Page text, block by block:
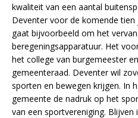
kwaliteit van een aantal
Deventer voor de komende
gaat bijvoorbeeld om het
beregeningsapparatuur. Het
het college van burgemeester
gemeenteraad. Deventer wil
sporten en bewegen krijgen. In
gemeente de nadruk op het
van een sportvereniging. Blijven